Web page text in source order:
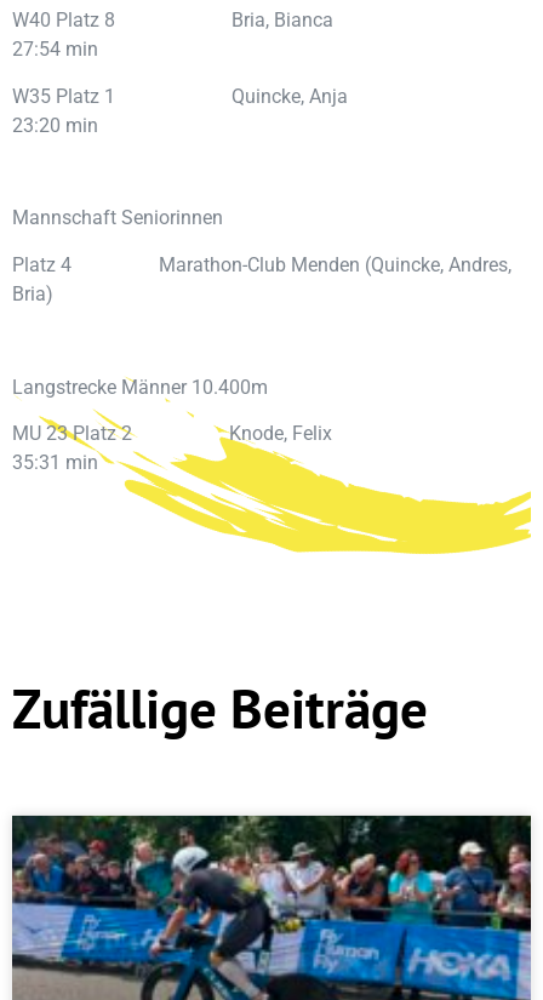
W40 Platz 8 Bria, Bianca
27:54 min
W35 Platz 1 Quincke, Anja
23:20 min
Mannschaft Seniorinnen
Platz 4 Marathon-Club Menden (Quincke, Andres,
Bria)
Langstrecke Männer 10.400m
MU 23 Platz 2 Knode, Felix
35:31 min
Zufällige Beiträge